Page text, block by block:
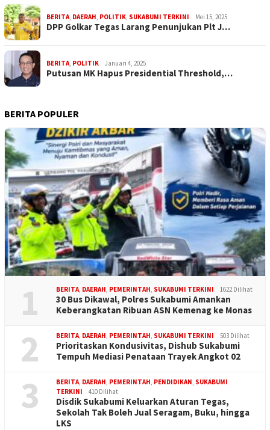
BERITA, DAERAH, POLITIK, SUKABUMI TERKINI Mei 15, 2025
DPP Golkar Tegas Larang Penunjukan Plt J…
BERITA, POLITIK Januari 4, 2025
Putusan MK Hapus Presidential Threshold,…
BERITA POPULER
1 BERITA, DAERAH, PEMERINTAH, SUKABUMI TERKINI 1622 Dilihat
30 Bus Dikawal, Polres Sukabumi Amankan
Keberangkatan Ribuan ASN Kemenag ke Monas
2 BERITA, DAERAH, PEMERINTAH, SUKABUMI TERKINI 503 Dilihat
Prioritaskan Kondusivitas, Dishub Sukabumi
Tempuh Mediasi Penataan Trayek Angkot 02
3 BERITA, DAERAH, PEMERINTAH, PENDIDIKAN, SUKABUMI
TERKINI
410 Dilihat
Disdik Sukabumi Keluarkan Aturan Tegas,
Sekolah Tak Boleh Jual Seragam, Buku, hingga
LKS